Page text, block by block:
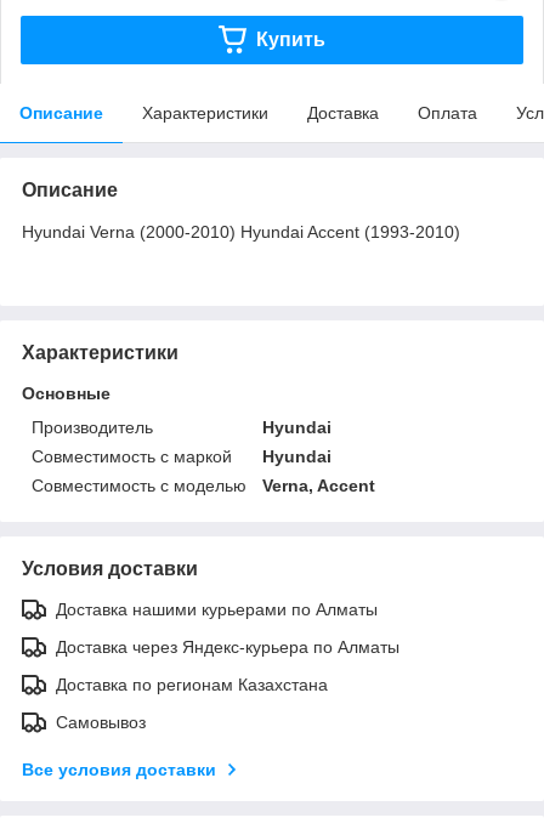
Купить
Описание Характеристики Доставка Оплата
Описание
Hyundai Verna (2000-2010) Hyundai Accent (1993-2010)
Характеристики
Основные
Производитель
Hyundai
Совместимость с маркой
Hyundai
Совместимость с моделью
Verna, Accent
Условия доставки
Доставка нашими курьерами по Алматы
Доставка через Яндекс-курьера по Алматы
Доставка по регионам Казахстана
Самовывоз
Все условия доставки